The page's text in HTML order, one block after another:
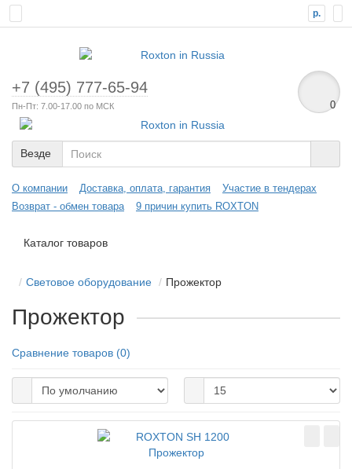
р.
+7 (495) 777-65-94
Пн-Пт: 7.00-17.00 по МСК 0
Везде
О компании Доставка, оплата, гарантия
Участие в тендерах
Возврат - обмен товара
9 причин купить ROXTON
Каталог товаров
Световое оборудование Прожектор
Прожектор
Сравнение товаров (0)